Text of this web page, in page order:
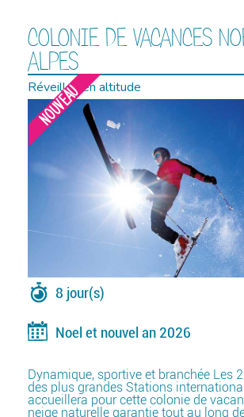
COLONIE DE VACANCES
ALPES
Réveillon en altitude
NOUVEAU
8 jour(s)
Noel et nouvel an 2026
Dynamique, sportive et branchée Les 2
des plus grandes Stations
accueillera pour cette colonie de
neige naturelle garantie tout au long